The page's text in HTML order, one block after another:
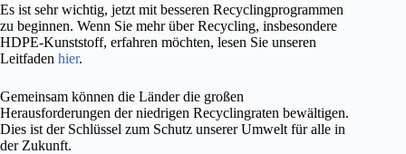
Es ist sehr wichtig, jetzt mit besseren Recyclingprogrammen
zu beginnen. Wenn Sie mehr über Recycling, insbesondere
HDPE-Kunststoff, erfahren möchten, lesen Sie unseren
Leitfaden hier.
Gemeinsam können die Länder die großen
Herausforderungen der niedrigen Recyclingraten bewältigen.
Dies ist der Schlüssel zum Schutz unserer Umwelt für alle in
der Zukunft.